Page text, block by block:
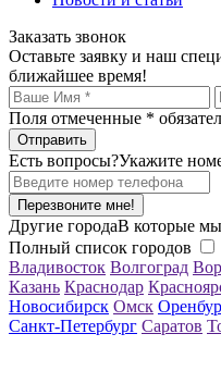
Заказать звонок
Оставьте заявку и наш
ближайшее время!
Поля отмеченные *
Есть вопросы?Укажите
Перезвоните мне!
Другие городаВ которые
Полный список городов
Владивосток Волгоград
Казань Краснодар
Новосибирск Омск
Санкт-Петербург Саратов